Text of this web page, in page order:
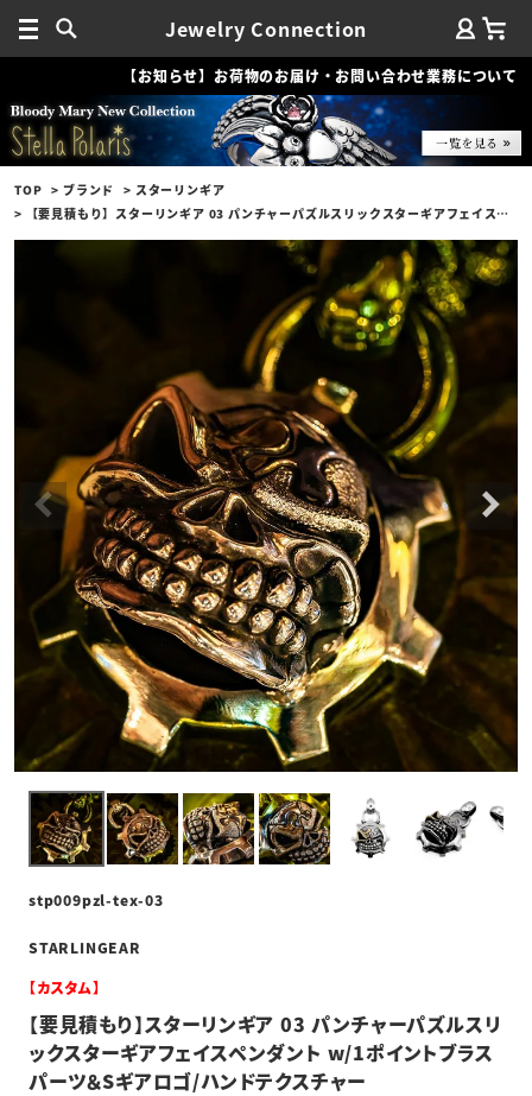
Jewelry Connection
【お知らせ】お荷物のお届け・お問い合わせ業務について
TOP ブランド
スターリンギア
【要見積もり】スターリンギア 03 パンチャーパズルスリックスターギアフェイスペンダント w/1ポイントブラスパーツ＆Sギアロゴ/ハンドテクスチャー
stp009pzl-tex-03
STARLINGEAR
【カスタム】
【要見積もり】スターリンギア 03 パンチャーパズルスリ
ックスターギアフェイスペンダント w/1ポイントブラス
パーツ＆Sギアロゴ/ハンドテクスチャー